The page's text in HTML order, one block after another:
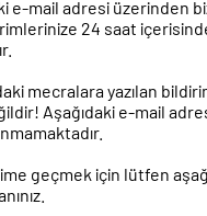
e-mail adresi üzerinden
24 saat
mecralara yazılan
Aşağıdaki e-mail
geçmek için lütfen